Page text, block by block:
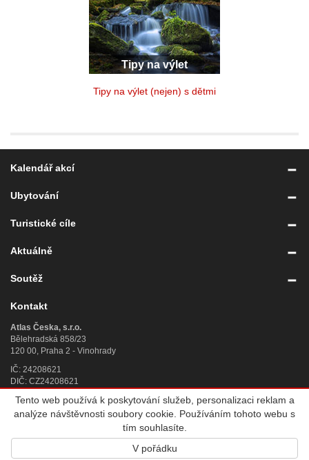
Tipy na výlet
Tipy na výlet (nejen) s dětmi
Kalendář akcí
Ubytování
Turistické cíle
Aktuálně
Soutěž
Kontakt
Atlas Česka, s.r.o.
Bělehradská 858/23
120 00, Praha 2 - Vinohrady
IČ: 24208621
DIČ: CZ24208621
Úplný kontakt »
Atlas Česka, s.r.o., IČ 242 08 621, se sídlem Praha 2,
Bělehradská 858/23, PSČ 120 00, sp. zn. C 188784 vedená u Městského
soudu v Praze. Všechna práva vyhrazena. Vyrobila a provozuje
Tento web používá k poskytování služeb, personalizaci reklam a
analýze návštěvnosti soubory cookie. Používáním tohoto webu s
tím souhlasíte.
V pořádku